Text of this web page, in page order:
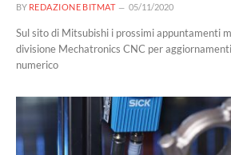
BY REDAZIONE BITMAT 05/11/2020
Sul sito di Mitsubishi i prossimi appuntamenti
divisione Mechatronics CNC per
numerico